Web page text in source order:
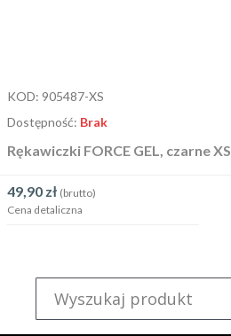
KOD: 905487-XS
Dostępność: Brak
Rękawiczki FORCE GEL, czarne XS
49,90 zł (brutto)
Cena detaliczna